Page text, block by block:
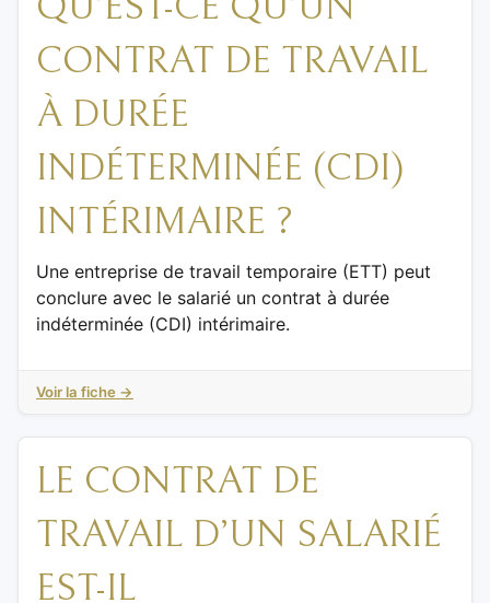
CONTRAT DE TRAVAIL
À DURÉE
INDÉTERMINÉE (CDI)
INTÉRIMAIRE ?
Une entreprise de travail temporaire (ETT) peut
conclure avec le salarié un contrat à durée
indéterminée (CDI) intérimaire.
Voir la fiche →
LE CONTRAT DE
TRAVAIL D’UN SALARIÉ
EST-IL